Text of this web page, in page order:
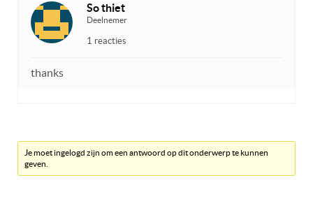
So thiet
Deelnemer
1 reacties
thanks
Je moet ingelogd zijn om een antwoord op dit onderwerp te kunnen
geven.